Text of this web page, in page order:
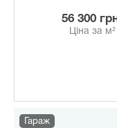
56 300
Ціна за м²
Гараж